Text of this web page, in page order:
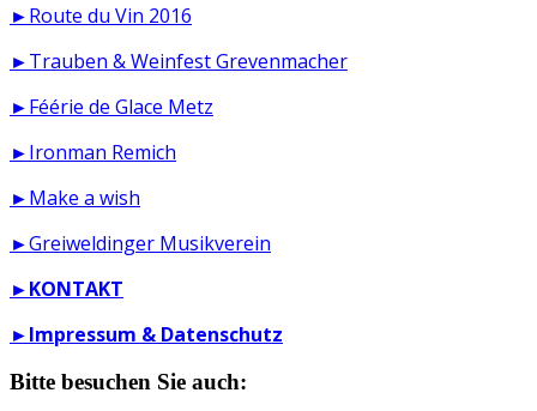
►Route du Vin 2016
►Trauben & Weinfest Grevenmacher
►Féérie de Glace Metz
►Ironman Remich
►Make a wish
►Greiweldinger Musikverein
►KONTAKT
►Impressum & Datenschutz
Bitte besuchen Sie auch: